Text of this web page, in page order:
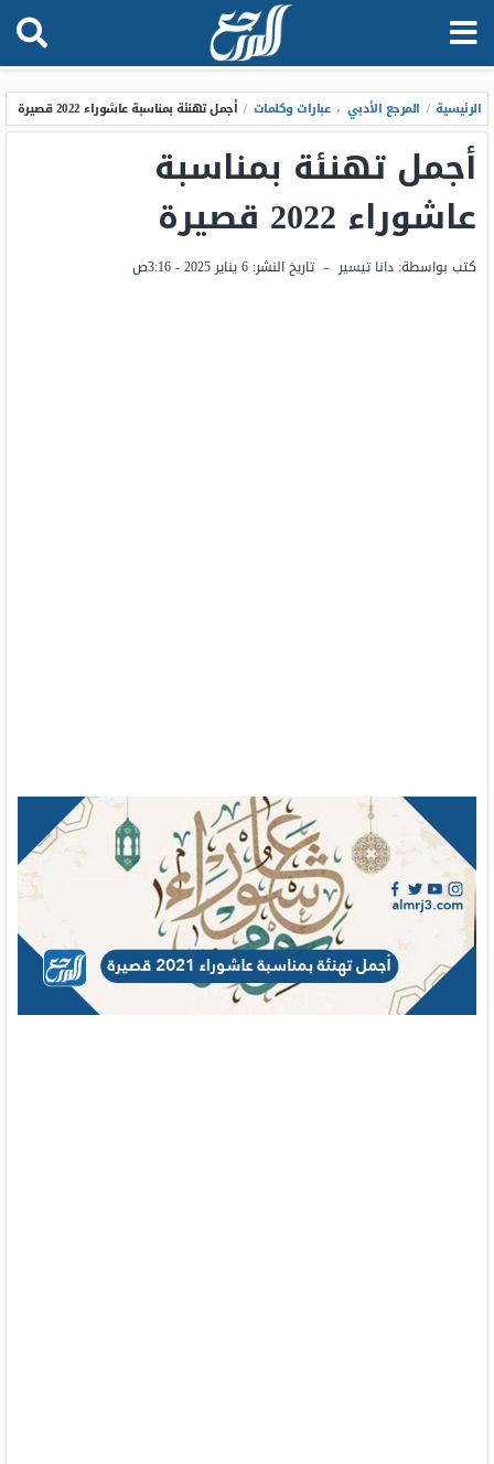
الرئيسية / المرجع الأدبي ، عبارات وكلمات / أجمل تهنئة بمناسبة عاشوراء 2022 قصيرة
أجمل تهنئة بمناسبة
عاشوراء 2022 قصيرة
كتب بواسطة: دانا تيسير – تاريخ النشر: 6 يناير 2025 - 3:16ص